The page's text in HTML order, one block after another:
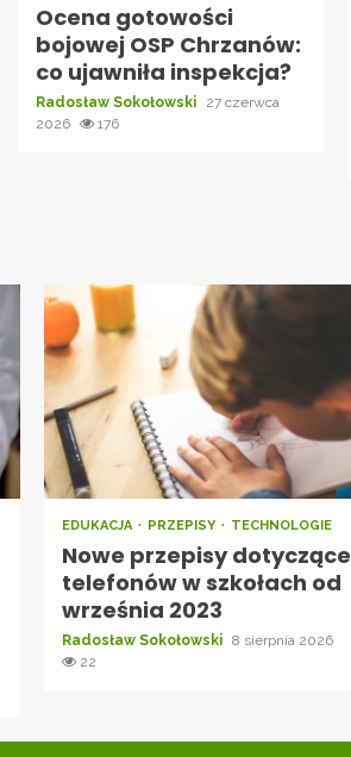
Ocena gotowości
bojowej OSP Chrzanów:
co ujawniła inspekcja?
Radosław Sokołowski
27 czerwca
2026
176
EDUKACJA PRZEPISY TECHNOLOGIE
Nowe przepisy dotyczące
telefonów w szkołach od
września 2023
Radosław Sokołowski 8 sierpnia 2026
22